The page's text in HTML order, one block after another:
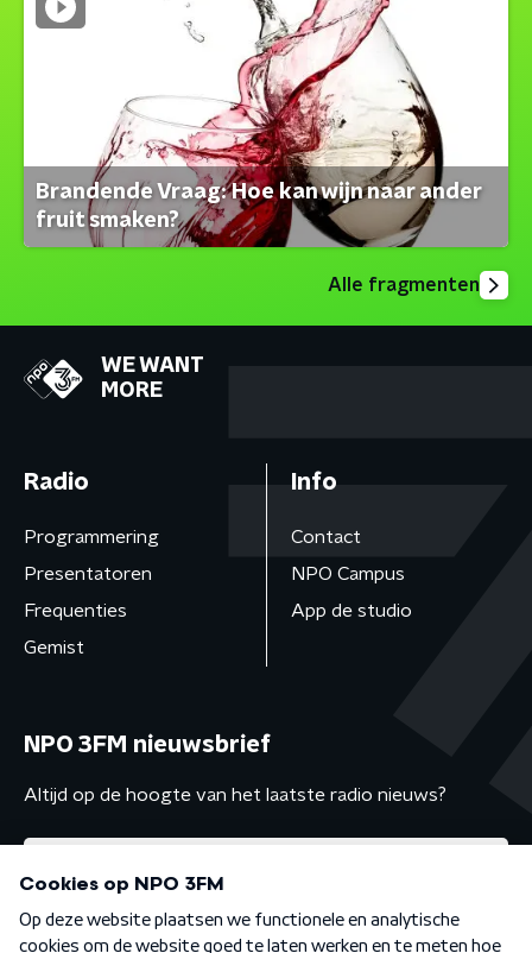
Brandende Vraag: Hoe kan wijn naar ander
fruit smaken?
Alle fragmenten
WE WANT
MORE
Radio
Programmering
Presentatoren
Frequenties
Gemist
Info
Contact
NPO Campus
App de studio
NPO 3FM nieuwsbrief
Altijd op de hoogte van het laatste radio nieuws?